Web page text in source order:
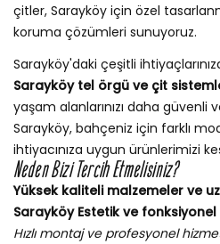
çitler, Sarayköy için özel
koruma çözümleri sunuyoruz.
Sarayköy'daki çeşitli
Sarayköy tel örgü ve çit
yaşam alanlarınızı daha güvenli
Sarayköy, bahçeniz için farklı
ihtiyacınıza uygun ürünlerimizi
Neden Bizi Tercih Etmelisiniz?
Yüksek kaliteli malzemeler ve
Sarayköy Estetik ve
Hızlı montaj ve profesyonel